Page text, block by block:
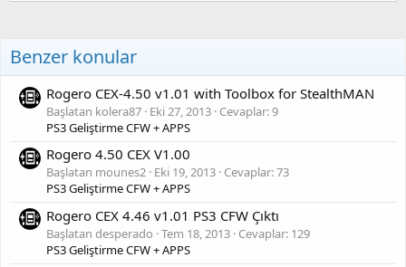
Benzer konular
Rogero CEX-4.50 v1.01 with Toolbox for StealthMAN
Başlatan kolera87 Eki 27, 2013 Cevaplar: 9
PS3 Geliştirme CFW + APPS
Rogero 4.50 CEX V1.00
Başlatan mounes2 Eki 19, 2013 Cevaplar: 73
PS3 Geliştirme CFW + APPS
Rogero CEX 4.46 v1.01 PS3 CFW Çıktı
Başlatan desperado Tem 18, 2013 Cevaplar: 129
PS3 Geliştirme CFW + APPS